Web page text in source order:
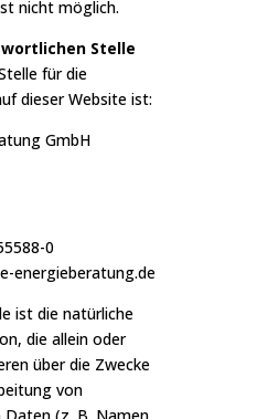
nicht möglich.
Stelle
für die
dieser Website ist:
GmbH
0
energieberatung.de
ist die natürliche
die allein oder
über die Zwecke
von